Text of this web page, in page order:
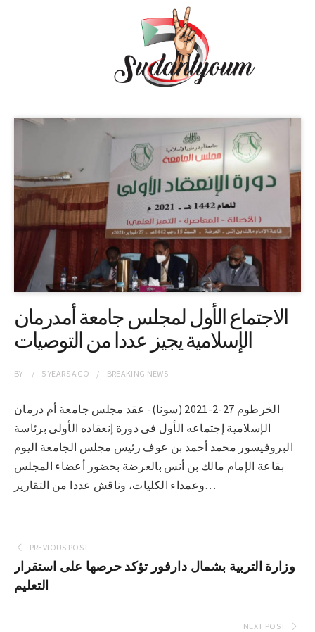
الاجتماع الأول لمجلس جامعة أمدرمان
الإسلامية يجيز عددا من التوصيات
BY 5 YEARSAGO BREAKING NEWS
الخرطوم 27-2-2021 (سونا)- عقد مجلس جامعة أم درمان
الإسلامية إجتماعه الأول فى دورة إنعقاده الأولى برئاسة
البروفيسور محمد أحمد بن عوف رئيس مجلس الجامعة اليوم
بقاعة الإمام مالك بن أنس بالعرضة بحضور أعضاء المجلس
وعمداء الكليات، وناقش عددا من التقارير…
PREVIOUS POST
وزارة التربية بشمال دارفور تؤكد حرصها على استقرار
التعليم
NEXT POST